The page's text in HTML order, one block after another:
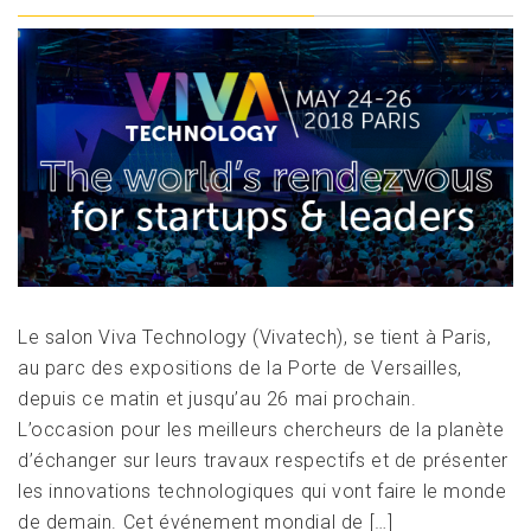
Le salon Viva Technology (Vivatech), se tient à Paris,
au parc des expositions de la Porte de Versailles,
depuis ce matin et jusqu’au 26 mai prochain.
L’occasion pour les meilleurs chercheurs de la planète
d’échanger sur leurs travaux respectifs et de présenter
les innovations technologiques qui vont faire le monde
de demain. Cet événement mondial de […]